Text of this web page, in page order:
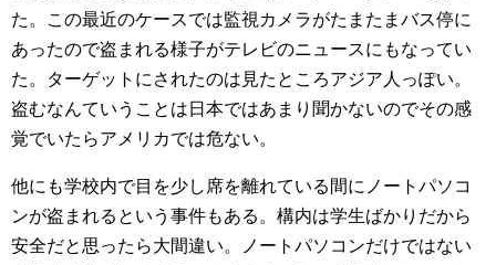
た。この最近のケースでは監視カメラがたまたまバス停に
あったので盗まれる様子がテレビのニュースにもなってい
た。ターゲットにされたのは見たところアジア人っぽい。
盗むなんていうことは日本ではあまり聞かないのでその感
覚でいたらアメリカでは危ない。
他にも学校内で目を少し席を離れている間にノートパソコ
ンが盗まれるという事件もある。構内は学生ばかりだから
安全だと思ったら大間違い。ノートパソコンだけではない